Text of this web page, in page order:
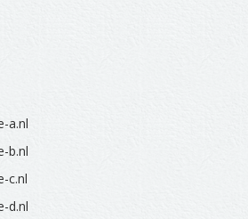
a.nl
b.nl
c.nl
d.nl